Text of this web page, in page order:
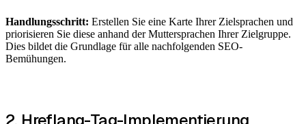
Handlungsschritt: Erstellen Sie eine Karte Ihrer Zielsprachen und
priorisieren Sie diese anhand der Muttersprachen Ihrer Zielgruppe.
Dies bildet die Grundlage für alle nachfolgenden SEO-
Bemühungen.